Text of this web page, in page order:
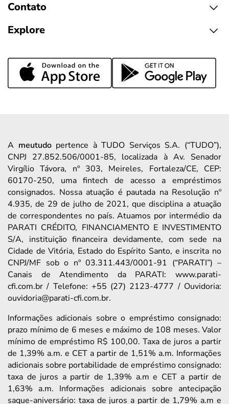
Contato
Explore
A meutudopertence à TUDO Serviços S.A. (“TUDO”),
CNPJ 27.852.506/0001-85, localizada à Av. Senador
Virgílio Távora, nº 303, Meireles, Fortaleza/CE, CEP:
60170-250, uma fintech de acesso a empréstimos
consignados. Nossa atuação é pautada na Resolução nº
4.935, de 29 de julho de 2021, que disciplina a atuação
de correspondentes no país. Atuamos por intermédio da
PARATI CRÉDITO, FINANCIAMENTO E INVESTIMENTO
S/A, instituição financeira devidamente, com sede na
Cidade de Vitória, Estado do Espírito Santo, e inscrita no
CNPJ/MF sob o nº 03.311.443/0001-91 (“PARATI”) –
Canais de Atendimento da PARATI: www.parati-
cfi.com.br / Telefone: +55 (27) 2123-4777 / Ouvidoria:
ouvidoria@parati-cfi.com.br.
Informações adicionais sobre o empréstimo consignado:
prazo mínimo de 6 meses e máximo de 108 meses. Valor
mínimo de empréstimo R$ 100,00. Taxa de juros a partir
de 1,39% a.m. e CET a partir de 1,51% a.m. Informações
adicionais sobre portabilidade de empréstimo consignado:
taxa de juros a partir de 1,39% a.m e CET a partir de
1,63% a.m. Informações adicionais sobre antecipação
saque-aniversário: taxa de juros a partir de 1,79% a.m e